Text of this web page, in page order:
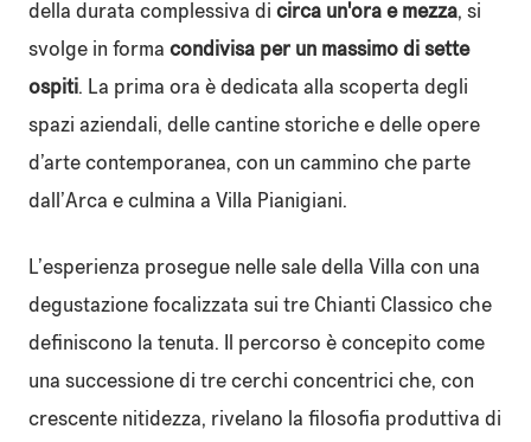
della durata complessiva di circa un'ora e mezza, si
svolge in forma condivisa per un massimo di sette
ospiti. La prima ora è dedicata alla scoperta degli
spazi aziendali, delle cantine storiche e delle opere
d’arte contemporanea, con un cammino che parte
dall’Arca e culmina a Villa Pianigiani.
L’esperienza prosegue nelle sale della Villa con una
degustazione focalizzata sui tre Chianti Classico che
definiscono la tenuta. Il percorso è concepito come
una successione di tre cerchi concentrici che, con
crescente nitidezza, rivelano la filosofia produttiva di